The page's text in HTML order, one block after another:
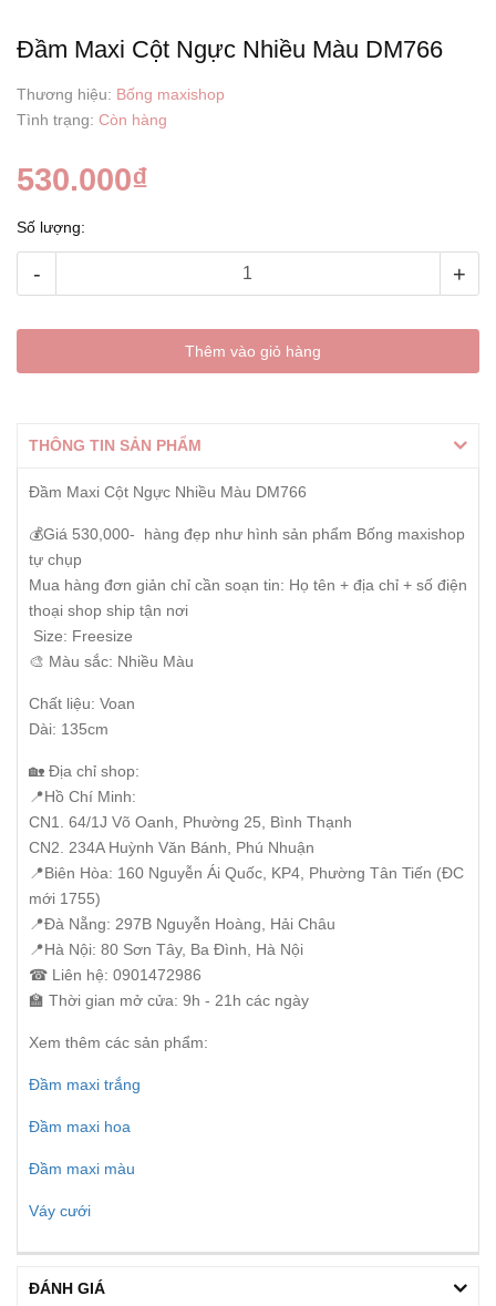
Đầm Maxi Cột Ngực Nhiều Màu DM766
Thương hiệu: Bống maxishop
Tình trạng: Còn hàng
530.000₫
Số lượng:
- +
Thêm vào giỏ hàng
THÔNG TIN SẢN PHẨM
Đầm Maxi Cột Ngực Nhiều Màu DM766
💰Giá 530,000- hàng đẹp như hình sản phẩm Bống maxishop
tự chụp
Mua hàng đơn giản chỉ cần soạn tin: Họ tên + địa chỉ + số điện
thoại shop ship tận nơi
Size: Freesize
🎨 Màu sắc: Nhiều Màu
Chất liệu: Voan
Dài: 135cm
🏡 Địa chỉ shop:
📍Hồ Chí Minh:
CN1. 64/1J Võ Oanh, Phường 25, Bình Thạnh
CN2. 234A Huỳnh Văn Bánh, Phú Nhuận
📍Biên Hòa: 160 Nguyễn Ái Quốc, KP4, Phường Tân Tiến (ĐC
mới 1755)
📍Đà Nẵng: 297B Nguyễn Hoàng, Hải Châu
📍Hà Nội: 80 Sơn Tây, Ba Đình, Hà Nội
☎ Liên hệ: 0901472986
🏫 Thời gian mở cửa: 9h - 21h các ngày
Xem thêm các sản phẩm:
Đầm maxi trắng
Đầm maxi hoa
Đầm maxi màu
Váy cưới
ĐÁNH GIÁ